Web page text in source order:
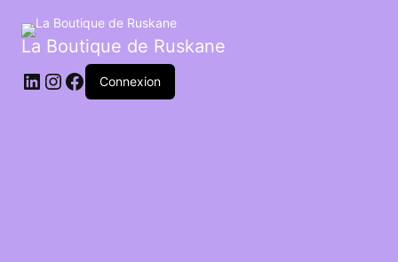
La Boutique de Ruskane
Connexion